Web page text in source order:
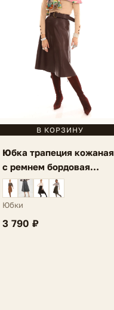
В КОРЗИНУ
Юбка трапеция кожаная
с ремнем бордовая
Amelia
Юбки
3 790 ₽